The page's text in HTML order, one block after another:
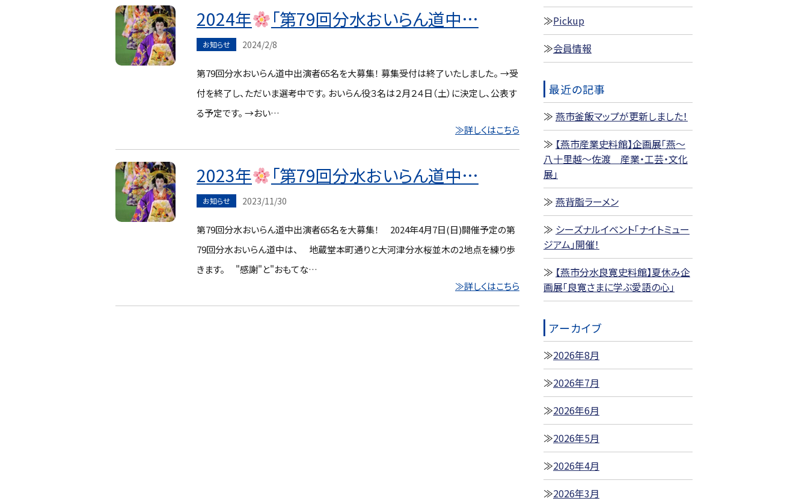
2024年 「第79回分水おいらん道中…
お知らせ 2024/2/8
第79回分水おいらん道中出演者65名を大募集！ 募集受付は終了いたしました。 →受
付を終了し、ただいま選考中です。 おいらん役３名は２月２４日（土）に決定し、公表す
る予定です。 →おい…
≫詳しくはこちら
2023年 「第79回分水おいらん道中…
お知らせ 2023/11/30
第79回分水おいらん道中出演者65名を大募集！ 2024年4月7日(日)開催予定の第
79回分水おいらん道中は、 地蔵堂本町通りと大河津分水桜並木の2地点を練り歩
きます。 "感謝"と"おもてな…
≫詳しくはこちら
Pickup
会員情報
最近の記事
燕市釜飯マップが更新しました！
【燕市産業史料館】企画展「燕～
八十里越～佐渡 産業・工芸・文化
展」
燕背脂ラーメン
シーズナルイベント「ナイトミュー
ジアム」開催！
【燕市分水良寛史料館】夏休み企
画展「良寛さまに学ぶ愛語の心」
アーカイブ
2026年8月
2026年7月
2026年6月
2026年5月
2026年4月
2026年3月